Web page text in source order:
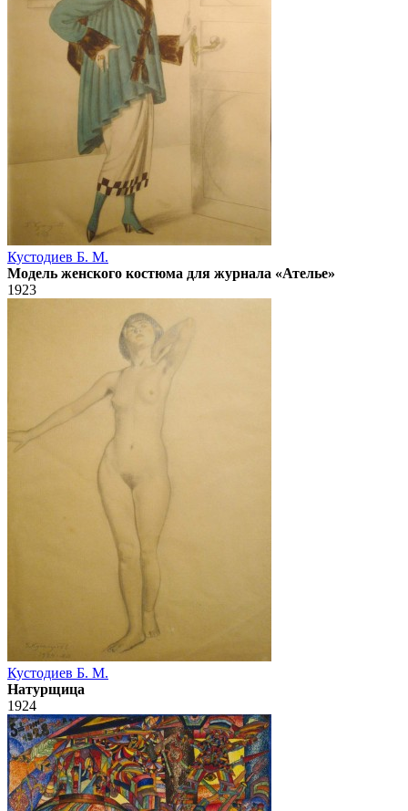
Кустодиев Б. М.
Модель женского костюма для журнала «Ателье»
1923
Кустодиев Б. М.
Натурщица
1924